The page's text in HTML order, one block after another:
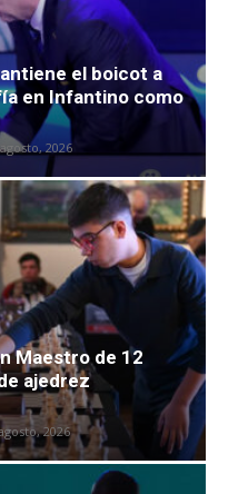
el boicot a
en Infantino como
2026
Maestro de 12
ajedrez
2026